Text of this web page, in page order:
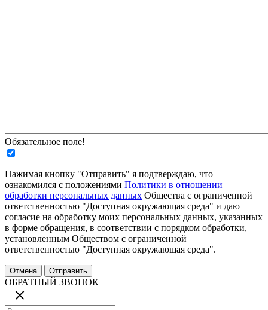
Обязательное поле!
Нажимая кнопку "Отправить" я подтверждаю, что
ознакомился с положениями Политики в отношении
обработки персональных данных Общества с ограниченной
ответственностью "Доступная окружающая среда" и даю
согласие на обработку моих персональных данных, указанных
в форме обращения, в соответствии с порядком обработки,
установленным Обществом с ограниченной
ответственностью "Доступная окружающая среда".
ОБРАТНЫЙ ЗВОНОК